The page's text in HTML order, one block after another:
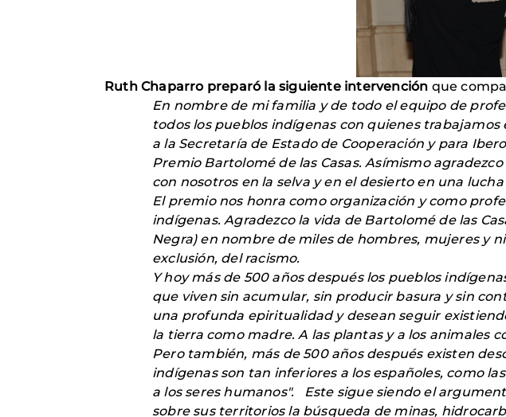
Ruth Chaparro preparó la siguiente intervención que
En nombre de mi familia y de todo el equipo de
todos los pueblos indígenas con quienes trabajamos
a la Secretaría de Estado de Cooperación y para
Premio Bartolomé de las Casas. Asímismo
con nosotros en la selva y en el desierto en una
El premio nos honra como organización y como
indígenas. Agradezco la vida de Bartolomé de las
Negra) en nombre de miles de hombres, mujeres y
exclusión, del racismo.
Y hoy más de 500 años después los pueblos
que viven sin acumular, sin producir basura y sin
una profunda epiritualidad y desean seguir
la tierra como madre. A las plantas y a los animales
Pero también, más de 500 años después existen
indígenas son tan inferiores a los españoles, como
a los seres humanos". Este sigue siendo el
sobre sus territorios la búsqueda de minas,